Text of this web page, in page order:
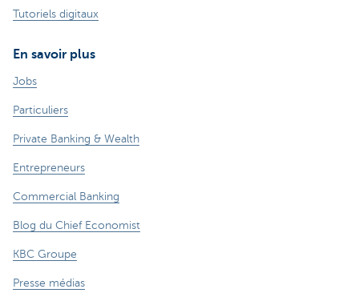
Tutoriels digitaux
En savoir plus
Jobs
Particuliers
Private Banking & Wealth
Entrepreneurs
Commercial Banking
Blog du Chief Economist
KBC Groupe
Presse médias